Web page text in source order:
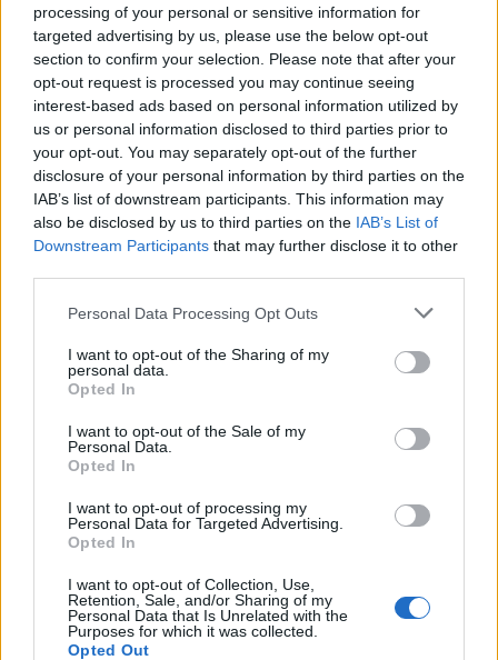
processing of your personal or sensitive information for
targeted advertising by us, please use the below opt-out
section to confirm your selection. Please note that after your
opt-out request is processed you may continue seeing
interest-based ads based on personal information utilized by
us or personal information disclosed to third parties prior to
your opt-out. You may separately opt-out of the further
disclosure of your personal information by third parties on the
IAB’s list of downstream participants. This information may
also be disclosed by us to third parties on the IAB’s List of
Downstream Participants that may further disclose it to other
Personal Data Processing Opt Outs
I want to opt-out of the Sharing of my
personal data.
Opted In
I want to opt-out of the Sale of my
Personal Data.
Opted In
I want to opt-out of processing my
Personal Data for Targeted Advertising.
Opted In
I want to opt-out of Collection, Use,
Retention, Sale, and/or Sharing of my
Personal Data that Is Unrelated with the
Purposes for which it was collected.
Opted Out
LEGGI GLI ALTRI ARTICOLI DI
ECONOMIA
ADV
ADV